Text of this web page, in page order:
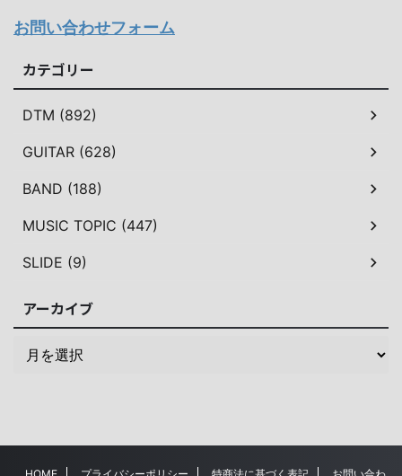
お問い合わせフォーム
カテゴリー
DTM (892)
GUITAR (628)
BAND (188)
MUSIC TOPIC (447)
SLIDE (9)
アーカイブ